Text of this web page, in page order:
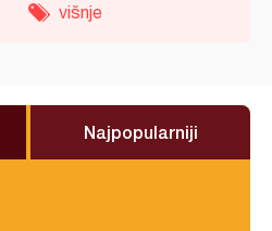
višnje
Najpopularniji